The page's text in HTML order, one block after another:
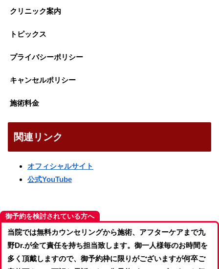
クリニック案内
トピックス
プライバシーポリシー
キャンセルポリシー
施術料金
関連リンク
オフィシャルサイト
公式YouTube
御予約を検討されている方へ
当院では無料カウンセリングから施術、アフターケアまで九
野Dr.が全て責任を持ち担当致します。御一人様毎のお時間を
多く頂戴しますので、御予約枠に限りがございますが何卒ご